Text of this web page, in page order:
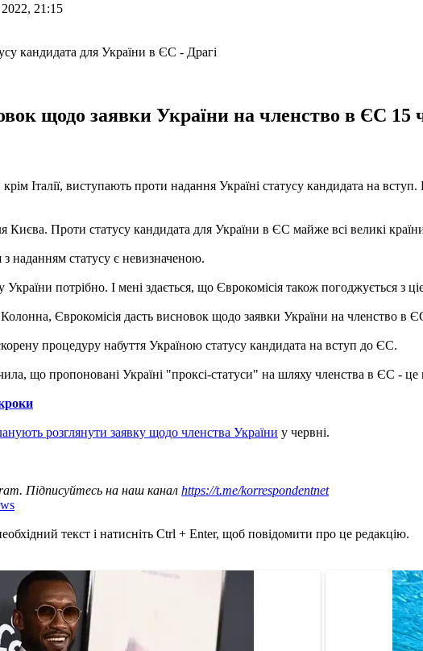
21:15
щодо заявки України на членство в ЄС 15
Італії, виступають проти надання Україні статусу кандидата на вступ.
Проти статусу кандидата для України в ЄС майже всі великі країни.
з наданням статусу є невизначеною.
потрібно. І мені здається, що Єврокомісія також погоджується з
Єврокомісія дасть висновок щодо заявки України на членство в
процедуру набуття Україною статусу кандидата на вступ до ЄС.
що пропоновані Україні "проксі-статуси" на шляху членства в ЄС - це
розглянути заявку щодо членства України у червні.
Підписуйтесь на наш канал https://t.me/korrespondentnet
текст і натисніть Ctrl + Enter, щоб повідомити про це редакцію.